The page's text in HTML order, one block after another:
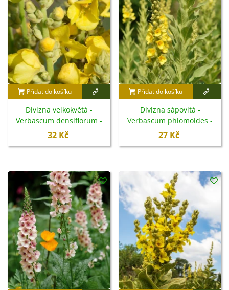
Přidat do košíku
Divizna velkokvětá -
Verbascum densiflorum -
semena - 300 ks
32 Kč
Přidat do košíku
Divizna sápovitá -
Verbascum phlomoides -
semena - 0,1 g
27 Kč